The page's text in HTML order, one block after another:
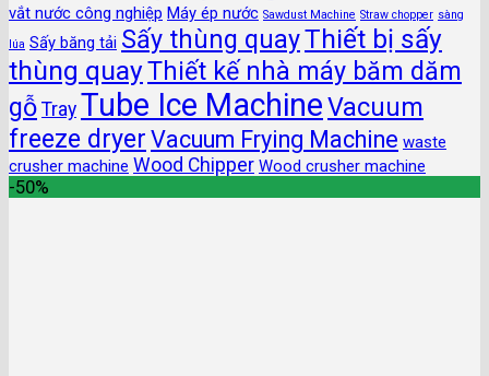
vắt nước công nghiệp Máy ép nước Sawdust Machine Straw chopper sàng
lúa Sấy băng tải Sấy thùng quayThiết bị sấy
thùng quayThiết kế nhà máy băm dăm
gỗ Tray Tube Ice MachineVacuum
freeze dryer Vacuum Frying Machine waste
crusher machine Wood Chipper Wood crusher machine
-50%